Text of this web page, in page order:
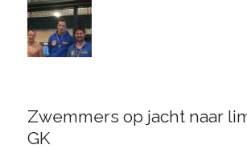
Zwemmers op jacht naar
GK